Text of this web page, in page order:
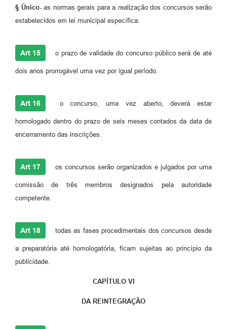
§ Único- as normas gerais para a realização dos concursos serão
estabelecidos em lei municipal específica.
Art 15 o prazo de validade do concurso público será de até
dois anos prorrogável uma vez por igual período.
Art 16 o concurso, uma vez aberto, deverá estar
homologado dentro do prazo de seis meses contados da data de
encerramento das inscrições.
Art 17 os concursos serão organizados e julgados por uma
comissão de três membros designados pela autoridade
competente.
Art 18 todas as fases procedimentais dos concursos desde
a preparatória até homologatória, ficam sujeitas ao princípio da
publicidade.
CAPÍTULO VI
DA REINTEGRAÇÃO